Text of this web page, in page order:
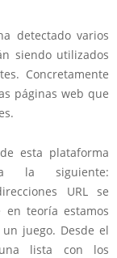
detectado varios
siendo utilizados
Concretamente
páginas web que
esta plataforma
la siguiente:
URL se
en teoría estamos
juego. Desde el
lista con los